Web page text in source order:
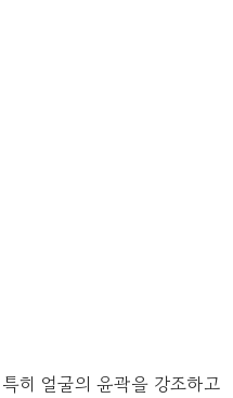
히 얼굴의 윤곽을 강조하고